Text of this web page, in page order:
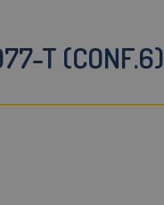
T (CONF.6)